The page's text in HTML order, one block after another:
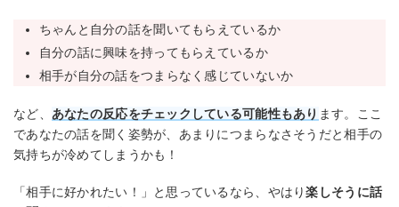
ちゃんと自分の話を聞いてもらえているか
自分の話に興味を持ってもらえているか
相手が自分の話をつまらなく感じていないか
など、 あなたの反応をチェックしている可能性もあり ます。ここ
であなたの話を聞く姿勢が、あまりにつまらなさそうだと相手の
気持ちが冷めてしまうかも！
「相手に好かれたい！」と思っているなら、やはり楽しそうに話